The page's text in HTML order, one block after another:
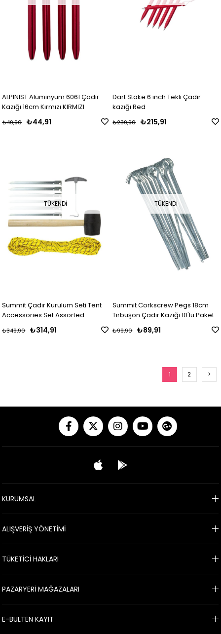
ALPINIST Alüminyum 6061 Çadır
Kazığı 16cm Kırmızı KIRMIZI
₺44,91
₺49,90
Dart Stake 6 inch Tekli Çadır
kazığı Red
₺215,91
₺239,90
TÜKENDI
Summit Çadır Kurulum Seti Tent
Accessories Set Assorted
₺314,91
₺349,90
TÜKENDI
Summit Corkscrew Pegs 18cm
Tirbuşon Çadır Kazığı 10'lu Paket
₺89,91
₺99,90
1 2 >
KURUMSAL
ALIŞVERİŞ YÖNETİMİ
TÜKETİCİ HAKLARI
PAZARYERİ MAĞAZALARI
E-BÜLTEN KAYIT